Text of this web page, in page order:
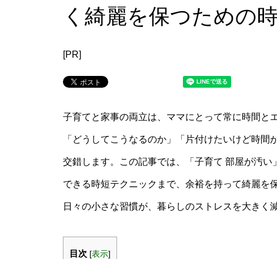
く綺麗を保つための
[PR]
子育てと家事の両立は、ママにとって常に時間と
「どうしてこうなるのか」「片付けたいけど時
交錯します。この記事では、「子育て 部屋が汚
できる時短テクニックまで、余裕を持って綺麗を
日々の小さな習慣が、暮らしのストレスを大きく
目次 [表示]